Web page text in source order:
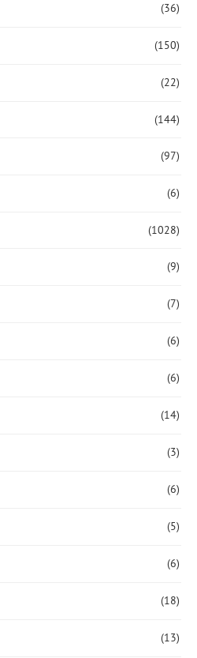
(36)
(150)
(22)
(144)
(97)
(6)
(1028)
(9)
(7)
(6)
(6)
(14)
(3)
(6)
(5)
(6)
(18)
(13)